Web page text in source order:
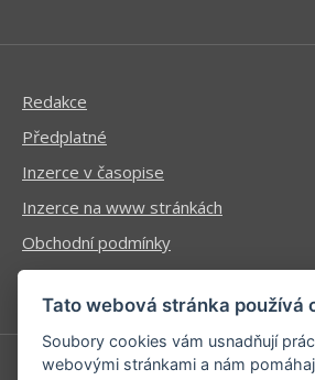
Redakce
Předplatné
Inzerce v časopise
Inzerce na www stránkách
Obchodní podmínky
Ochrana osobních údajů
Tato webová stránka používá
Soubory cookies vám usnadňují
webovými stránkami a nám